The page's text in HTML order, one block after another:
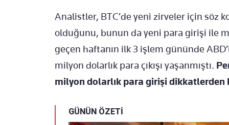
Analistler, BTC’de yeni zirveler için söz
olduğunu, bunun da yeni para girişi ile
geçen haftanın ilk 3 işlem gününde
milyon dolarlık para çıkışı yaşanmıştı.
milyon dolarlık para girişi dikkatlerden
GÜNÜN ÖZETİ